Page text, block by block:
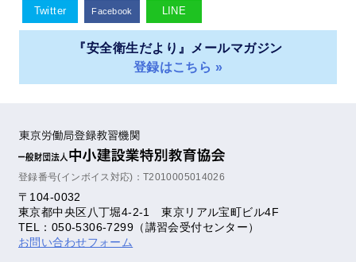
Twitter Facebook LINE
『安全衛生だより』メールマガジン
登録はこちら »
登録番号(インボイス対応)：T2010005014026
〒104-0032
東京都中央区八丁堀4-2-1 東京リアル宝町ビル4F
TEL：050-5306-7299（講習会受付センター）
お問い合わせフォーム